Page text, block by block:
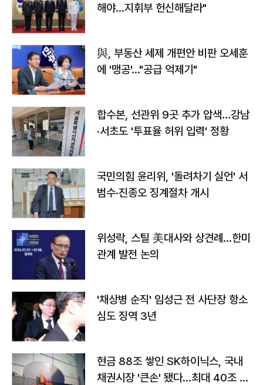
해야…지휘부 헌신해달라"
與, 부동산 세제 개편안 비판 오세훈
에 '맹공'…"공급 억제기"
합수본, 선관위 9곳 추가 압색…강남
·서초도 '투표율 허위 입력' 정황
국민의힘 윤리위, '돌려차기 실언' 서
범수·진종오 징계절차 개시
위성락, 스틸 美대사와 상견례…한미
관계 발전 논의
'채상병 순직' 임성근 전 사단장 항소
심도 징역 3년
현금 88조 쌓인 SK하이닉스, 국내
채권시장 '큰손' 됐다…최대 40조 투